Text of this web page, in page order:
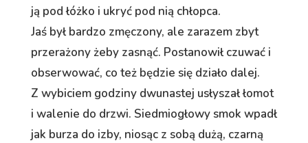
ją pod łóżko i ukryć pod nią chłopca.
Jaś był bardzo zmęczony, ale zarazem zbyt
przerażony żeby zasnąć. Postanowił czuwać i
obserwować, co też będzie się działo dalej.
Z wybiciem godziny dwunastej usłyszał łomot
i walenie do drzwi. Siedmiogłowy smok wpadł
jak burza do izby, niosąc z sobą dużą, czarną